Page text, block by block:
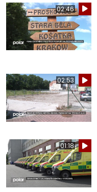
02:46
02:53
01:18